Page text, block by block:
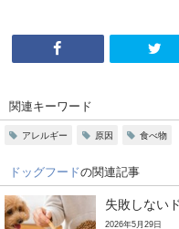
関連キーワード
アレルギー 原因 食べ物
ドッグフードの関連記事
失敗しない
2026年5月29日